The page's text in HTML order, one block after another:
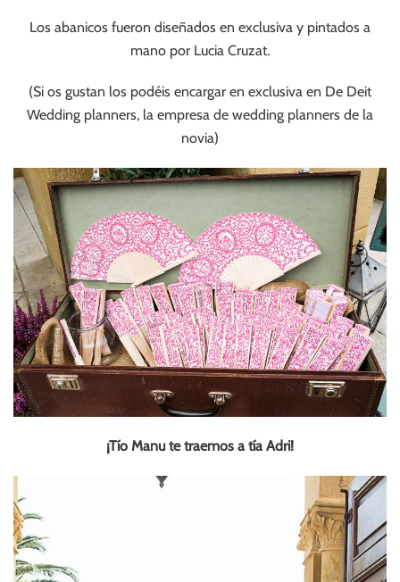
Los abanicos fueron diseñados en exclusiva y pintados a
mano por Lucia Cruzat.
(Si os gustan los podéis encargar en exclusiva en De Deit
Wedding planners, la empresa de wedding planners de la
novia)
¡Tío Manu te traemos a tía Adri!